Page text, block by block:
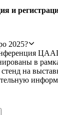
и
2025?
в
на